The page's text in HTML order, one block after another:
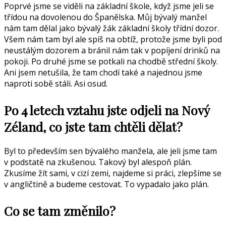
Poprvé jsme se viděli na základní škole, když jsme jeli se
třídou na dovolenou do Španělska. Můj bývalý manžel
nám tam dělal jako bývalý žák základní školy třídní dozor.
Všem nám tam byl ale spíš na obtíž, protože jsme byli pod
neustálým dozorem a bránil nám tak v popíjení drinků na
pokoji. Po druhé jsme se potkali na chodbě střední školy.
Ani jsem netušila, že tam chodí také a najednou jsme
naproti sobě stáli. Asi osud.
Po 4 letech vztahu jste odjeli na Nový
Zéland, co jste tam chtěli dělat?
Byl to především sen bývalého manžela, ale jeli jsme tam
v podstatě na zkušenou. Takový byl alespoň plán.
Zkusíme žít sami, v cizí zemi, najdeme si práci, zlepšíme se
v angličtině a budeme cestovat. To vypadalo jako plán.
Co se tam změnilo?